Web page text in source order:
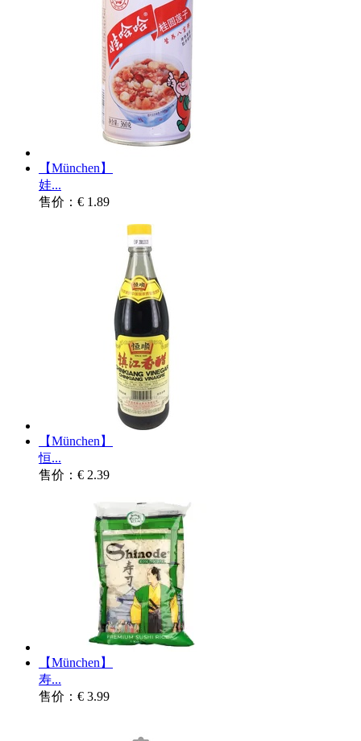
【München】
娃...
售价：€ 1.89
【München】
恒...
售价：€ 2.39
【München】
寿...
售价：€ 3.99